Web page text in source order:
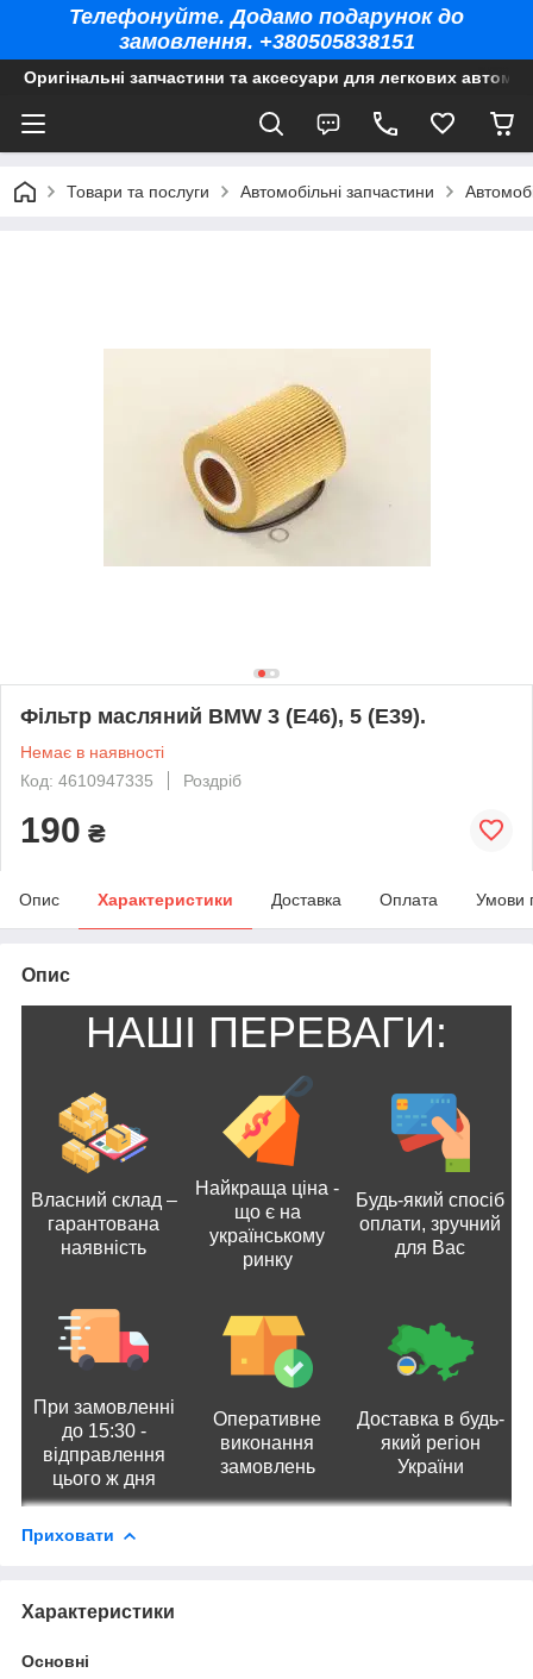
Телефонуйте. Додамо подарунок до
замовлення. +380505838151
Оригінальні запчастини та аксесуари для легкових
Товари та послуги Автомобільні запчастини
Фільтр масляний BMW 3 (E46), 5 (E39).
Немає в наявності
Код: 4610947335
Роздріб
190 ₴
Опис Характеристики Доставка Оплата Умови
Опис
НАШІ ПЕРЕВАГИ:
Власний склад –
гарантована
наявність
Найкраща ціна -
що є на
українському
ринку
Будь-який спосіб
оплати, зручний
для Вас
При замовленні
до 15:30 -
відправлення
цього ж дня
Оперативне
виконання
замовлень
Доставка в будь-
який регіон
України
Приховати
Характеристики
Основні